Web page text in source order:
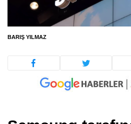
BARIŞ YILMAZ